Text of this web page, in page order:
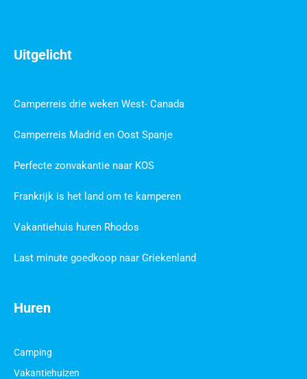
Huren
Camping
Vakantiehuizen
Uitgelicht
Camperreis drie weken West- Canada
Camperreis Madrid en Oost Spanje
Perfecte zonvakantie naar KOS
Frankrijk is het land om te kamperen
Vakantiehuis huren Rhodos
Last minute goedkoop naar Griekenland